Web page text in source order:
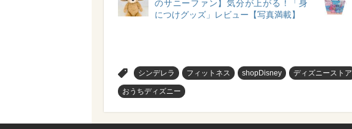
のサニーファン】気分が上がる！「身
につけグッズ」レビュー【写真満載】
シンデレラ フィットネス shopDisney ディズニーストア
おうちディズニー